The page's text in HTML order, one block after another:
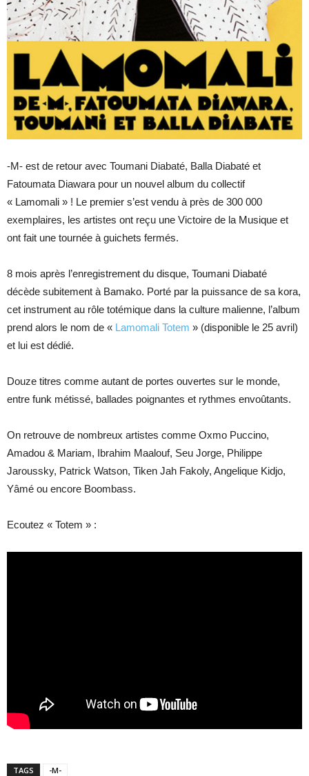
-M- est de retour avec Toumani Diabaté, Balla Diabaté et
Fatoumata Diawara pour un nouvel album du collectif
« Lamomali » ! Le premier s’est vendu à près de 300 000
exemplaires, les artistes ont reçu une Victoire de la Musique et
ont fait une tournée à guichets fermés.
8 mois après l’enregistrement du disque, Toumani Diabaté
décède subitement à Bamako. Porté par la puissance de sa kora,
cet instrument au rôle totémique dans la culture malienne, l’album
prend alors le nom de « Lamomali Totem » (disponible le 25 avril)
et lui est dédié.
Douze titres comme autant de portes ouvertes sur le monde,
entre funk métissé, ballades poignantes et rythmes envoûtants.
On retrouve de nombreux artistes comme Oxmo Puccino,
Amadou & Mariam, Ibrahim Maalouf, Seu Jorge, Philippe
Jaroussky, Patrick Watson, Tiken Jah Fakoly, Angelique Kidjo,
Yâmé ou encore Boombass.
Ecoutez « Totem » :
TAGS -M-